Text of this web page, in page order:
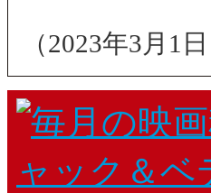
（2023年3月1